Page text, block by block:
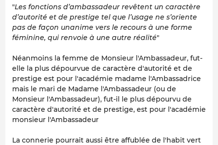
"Les fonctions d’ambassadeur revêtent un caractère
d’autorité et de prestige tel que l’usage ne s’oriente
pas de façon unanime vers le recours à une forme
féminine, qui renvoie à une autre réalité"
Néanmoins la femme de Monsieur l'Ambassadeur, fut-
elle la plus dépourvue de caractère d'autorité et de
prestige est pour l'académie madame l'Ambassadrice
mais le mari de Madame l'Ambassadeur (ou de
Monsieur l'Ambassadeur), fut-il le plus dépourvu de
caractère d'autorité et de prestige, est pour l'académie
monsieur l'Ambassadeur
La connerie pourrait aussi être affublée de l'habit vert